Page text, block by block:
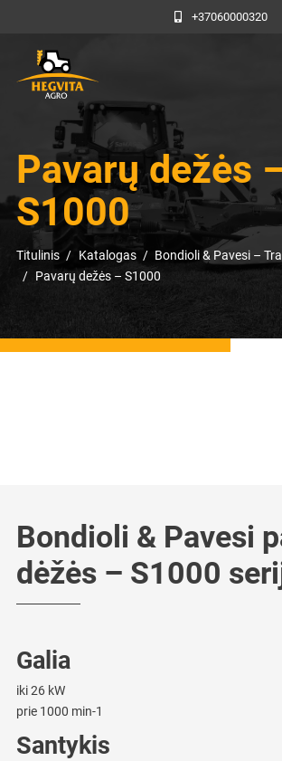
+37060000320
Pavarų dežės
S1000
Titulinis Katalogas
Bondioli & Pavesi –
Pavarų dežės – S1000
Bondioli & Pavesi
dėžės – S1000
Galia
iki 26 kW
prie 1000 min-1
Santykis